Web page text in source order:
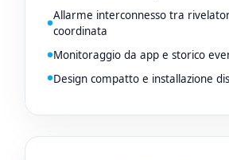
Allarme interconnesso tra
coordinata
Monitoraggio da app e storico
Design compatto e installazione